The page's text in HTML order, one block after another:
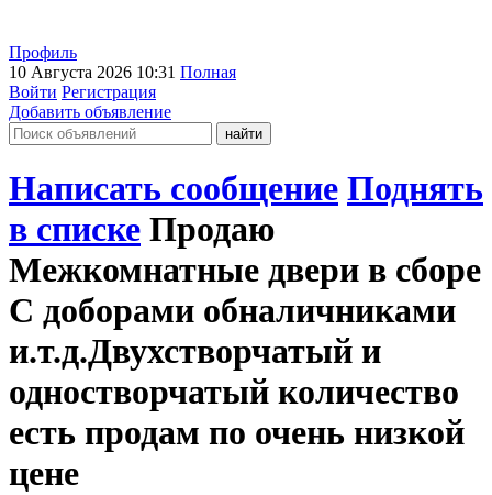
Профиль
10 Августа 2026 10:31 Полная
Войти Регистрация
Добавить объявление
Написать сообщение Поднять
в списке Продаю
Межкомнатные двери в сборе
С доборами обналичниками
и.т.д.Двухстворчатый и
одностворчатый количество
есть продам по очень низкой
цене